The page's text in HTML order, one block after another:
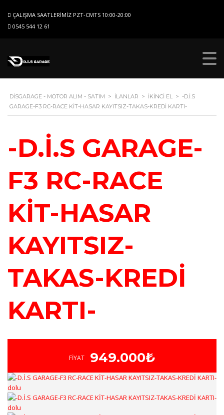
ÇALIŞMA SAATLERIMIZ PZT-CMTS 10:00-20:00
0545 544 12 61
DISGARAGE - MOTOR ALIM - SATIM > İLANLAR > İKINCI EL > -D.İ.S
GARAGE-F3 RC-RACE KİT-HASAR KAYITSIZ-TAKAS-KREDİ KARTI-
-D.İ.S GARAGE-
F3 RC-RACE
KİT-HASAR
KAYITSIZ-
TAKAS-KREDİ
KARTI-
FIYAT 949.000₺